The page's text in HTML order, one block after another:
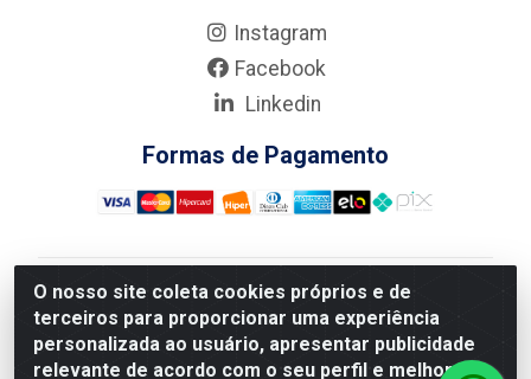
O nosso site coleta cookies próprios e de
terceiros para proporcionar uma experiência
personalizada ao usuário, apresentar publicidade
relevante de acordo com o seu perfil e melhorar a
Instagram
Facebook
Linkedin
Formas de Pagamento
Nova Boni Distribuidora de Material de Construção LTDA
- Rua Alice Tibiriçá, 330 - Vila Da Penha, Rio de
Janeiro/RJ - CEP: 21.210-110 - CNPJ: 11.003.135/0001-
27